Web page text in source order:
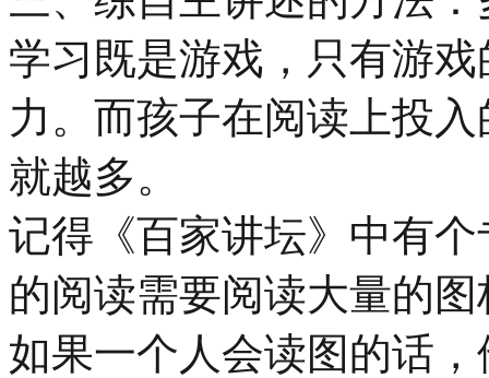
学习既是游戏，只有游
力。而孩子在阅读上投
就越多。
记得《百家讲坛》中有
的阅读需要阅读大量的
如果一个人会读图的话